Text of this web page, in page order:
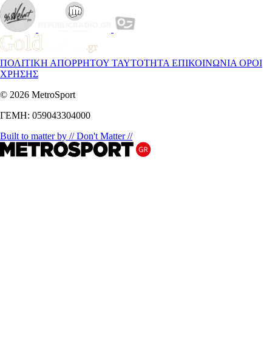
ΠΟΛΙΤΙΚΗ ΑΠΟΡΡΗΤΟΥ ΤΑΥΤΟΤΗΤΑ ΕΠΙΚΟΙΝΩΝΙΑ ΟΡΟΙ
ΧΡΗΣΗΣ
© 2026 MetroSport
ΓΕΜΗ: 059043304000
Built to matter by // Don't Matter //